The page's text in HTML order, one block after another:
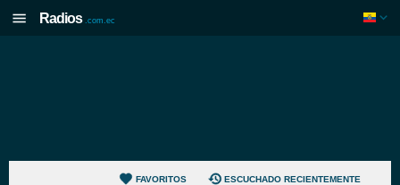
Radios .com.ec
FAVORITOS ESCUCHADO RECIENTEMENTE